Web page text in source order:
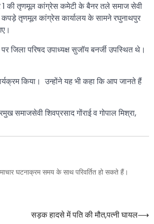
1 की तृणमूल कांग्रेस कमेटी के बैनर तले समाज सेवी
कपड़े तृणमूल कांग्रेस कार्यालय के सामने रघुनाथपुर
परिषद उपाध्यक्ष सुजॉय बनर्जी उपस्थित थे।
किया। उन्होंने यह भी कहा कि आप जानते हैं
समाजसेवी शिवप्रसाद गोंराई व गोपाल मिश्रा,
घटनाक्रम समय के साथ परिवर्तित हो सकते हैं।
सड़क हादसे में पति की मौत,पत्नी घायल⟶